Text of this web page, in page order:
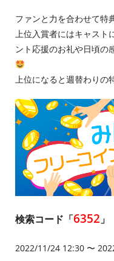
ファンと力を合わせて特
上位入賞者にはキャスト
ント応援のお礼や日頃の
上位になると週替わりの
検索コード「6352 」
2022/11/24 12:30 〜